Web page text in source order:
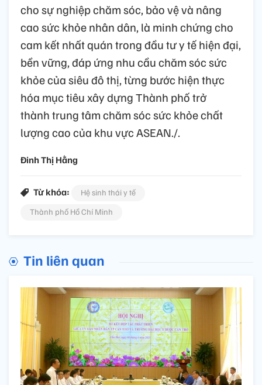
cho sự nghiệp chăm sóc, bảo vệ và nâng
cao sức khỏe nhân dân, là minh chứng cho
cam kết nhất quán trong đầu tư y tế hiện đại,
bền vững, đáp ứng nhu cầu chăm sóc sức
khỏe của siêu đô thị, từng bước hiện thực
hóa mục tiêu xây dựng Thành phố trở
thành trung tâm chăm sóc sức khỏe chất
lượng cao của khu vực ASEAN./.
Đinh Thị Hằng
Từ khóa:
Hệ sinh thái y tế
Thành phố Hồ Chí Minh
Tin liên quan